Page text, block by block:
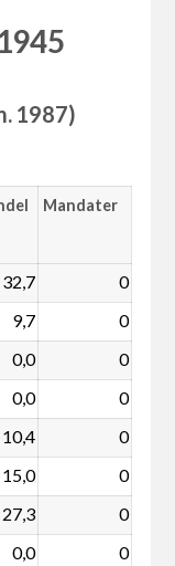
1987)
Mandater
32,7 0
9,7 0
0,0 0
0,0 0
10,4 0
15,0 0
27,3 0
0,0 0